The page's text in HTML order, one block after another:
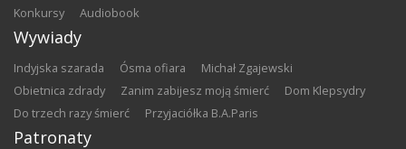
konkursy
audiobook
Wywiady
Indyjska szarada Ósma ofiara
Michał Zgajewski
Obietnica zdrady
Zanim zabijesz moją śmierć
Dom Klepsydry
Do trzech razy śmierć
Przyjaciółka B.A.Paris
Patronaty